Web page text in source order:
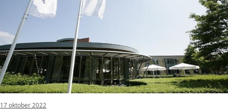
17 oktober 2022